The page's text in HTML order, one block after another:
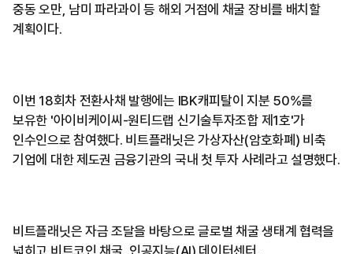
중동 오만, 남미 파라과이 등 해외 거점에 채굴 장비를 배치할
계획이다.
이번 18회차 전환사채 발행에는 IBK캐피탈이 지분 50%를
보유한 '아이비케이씨-원티드랩 신기술투자조합 제1호'가
인수인으로 참여했다. 비트플래닛은 가상자산(암호화폐) 비축
기업에 대한 제도권 금융기관의 국내 첫 투자 사례라고 설명했다.
비트플래닛은 자금 조달을 바탕으로 글로벌 채굴 생태계 협력을